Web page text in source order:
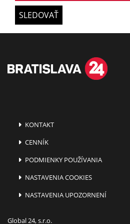
SLEDOVAŤ
KONTAKT
CENNÍK
PODMIENKY POUŽÍVANIA
NASTAVENIA COOKIES
NASTAVENIA UPOZORNENÍ
Global 24, s.r.o.